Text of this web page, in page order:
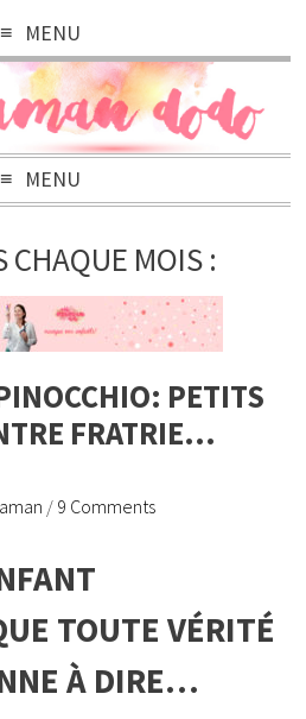
MENU
MENU
CHAQUE MOIS :
PETITS
FRATRIE…
/ 9 Comments
TOUTE VÉRITÉ
À DIRE…